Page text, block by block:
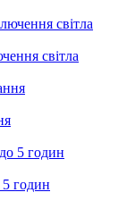
світла
5 годин